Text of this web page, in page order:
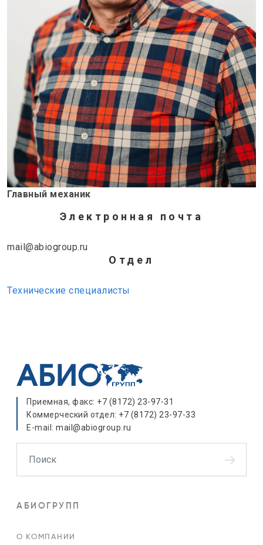
Главный механик
Электронная почта
mail@abiogroup.ru
Отдел
Технические специалисты
Приемная, факс: +7 (8172) 23-97-31
Коммерческий отдел: +7 (8172) 23-97-33
E-mail: mail@abiogroup.ru
АБИОГРУПП
О КОМПАНИИ